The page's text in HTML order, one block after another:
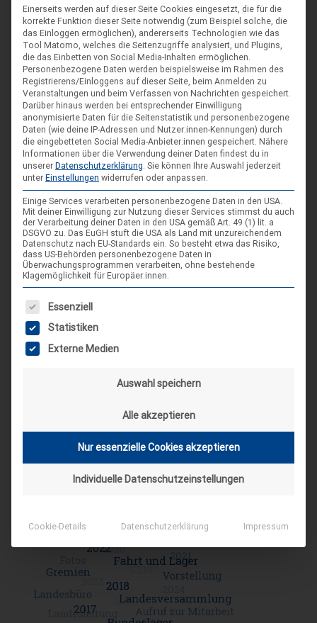
Du verwendest dieseHTMLTags und Attribute:<a
href="" title=""> <abbr title=""> <acronym
title=""> <b> <blockquote cite=""> <cite>
<code> <del datetime=""> <em> <i> <q
cite=""> <s> <strike> <strong>
NAME*
E-MAIL
WEBSEITE
Einerseits werden auf dieser Seite Cookies eingesetzt, die für die
korrekte Funktion dieser Seite notwendig (zum Beispiel solche, die
das Einloggen ermöglichen), andererseits Technologien wie das
Tool Matomo, welches die Seitenzugriffe analysiert, und Plugins,
die das Einbetten von Social Media-Inhalten ermöglichen.
Personenbezogene Daten werden beispielsweise im Rahmen des
Registrierens/Einloggens auf dieser Seite, beim Anmelden zu
Veranstaltungen und beim Verfassen von Nachrichten gespeichert.
Darüber hinaus werden bei entsprechender Einwilligung
anonymisierte Daten für die Seitenstatistik und personenbezogene
Daten (wie deine IP-Adressen und Nutzer:innen-Kennungen) durch
die eingebetteten Social Media-Anbieter:innen gespeichert. Nähere
Informationen über die Verwendung deiner Daten findest du in
unserer Datenschutzerklärung Sie können Ihre Auswahl jederzeit
unter Einstellungen widerrufen oder anpassen.
Einige Services verarbeiten personenbezogene Daten in den USA.
Mit deiner Einwilligung zur Nutzung dieser Services stimmst du auch
der Verarbeitung deiner Daten in den USA gemäß Art. 49 (1) lit. a
DSGVO zu. Das EuGH stuft die USA als Land mit unzureichendem
Datenschutz nach EU-Standards ein. So besteht etwa das Risiko,
dass US-Behörden personenbezogene Daten in
Überwachungsprogrammen verarbeiten, ohne bestehende
Klagemöglichkeit für Europäer:innen.
Es folgt eine Liste der Service-Gruppen, für die eine
Essenziell
Statistiken
Externe Medien
Auswahl speichern
Alle akzeptieren
Nur essenzielle Cookies akzeptieren
Individuelle Datenschutzeinstellungen
Cookie-Details Datenschutzerklärung Impressum